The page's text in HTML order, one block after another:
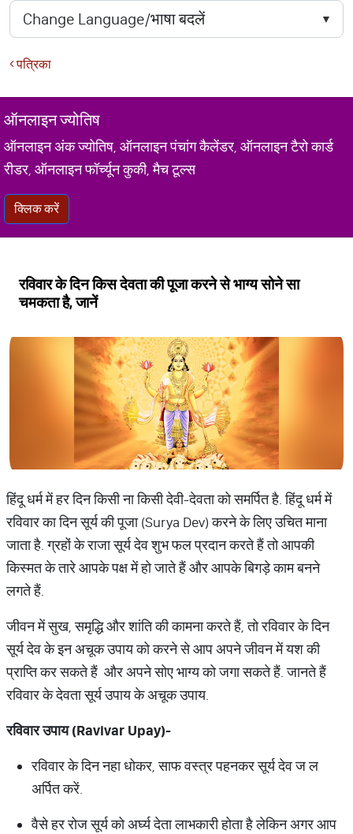
पत्रिका
ऑनलाइन ज्योतिष
ऑनलाइन अंक ज्योतिष, ऑनलाइन पंचांग कैलेंडर, ऑनलाइन टैरो कार्ड
रीडर, ऑनलाइन फॉर्च्यून कुकी, मैच टूल्स
क्लिक करें
रविवार के दिन किस देवता की पूजा करने से भाग्य सोने सा
चमकता है, जानें
हिंदू धर्म में हर दिन किसी ना किसी देवी-देवता को समर्पित है. हिंदू धर्म में
रविवार का दिन सूर्य की पूजा (Surya Dev) करने के लिए उचित माना
जाता है. ग्रहों के राजा सूर्य देव शुभ फल प्रदान करते हैं तो आपकी
किस्मत के तारे आपके पक्ष में हो जाते हैं और आपके बिगड़े काम बनने
लगते हैं.
जीवन में सुख, समृद्धि और शांति की कामना करते हैं, तो रविवार के दिन
सूर्य देव के इन अचूक उपाय को करने से आप अपने जीवन में यश की
प्राप्ति कर सकते हैं और अपने सोए भाग्य को जगा सकते हैं. जानते हैं
रविवार के देवता सूर्य उपाय के अचूक उपाय.
रविवारउपाय(Ravivar Upay)-
रविवार के दिन नहा धोकर, साफ वस्त्र पहनकर सूर्य देव ज ल
अर्पित करें.
वैसे हर रोज सूर्य को अर्घ्य देता लाभकारी होता है लेकिन अगर आप